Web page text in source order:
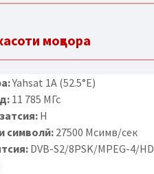
моҳвора
Yahsat 1A (52.5°E)
11 785 МГс
H
символӣ:27500 Мсимв/сек
DVB-S2/8PSK/MPEG-4/HD